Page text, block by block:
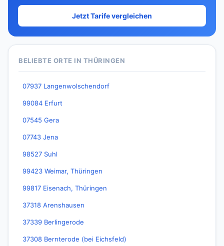
Jetzt Tarife vergleichen
BELIEBTE ORTE IN THÜRINGEN
07937 Langenwolschendorf
99084 Erfurt
07545 Gera
07743 Jena
98527 Suhl
99423 Weimar, Thüringen
99817 Eisenach, Thüringen
37318 Arenshausen
37339 Berlingerode
37308 Bernterode (bei Eichsfeld)